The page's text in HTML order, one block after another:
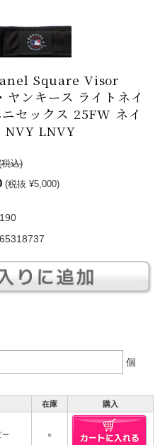
Square Visor
ンキース ライトネイ
セックス 25FW ネイ
NVY LNVY
税込)
(税抜 ¥5,000)
個
在庫 購入
ー ○